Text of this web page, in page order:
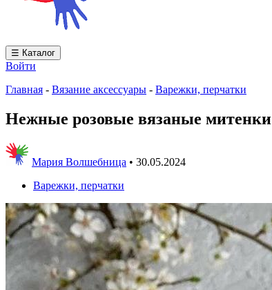
☰ Каталог
Войти
Главная - Вязание аксессуары - Варежки, перчатки
Нежные розовые вязаные митенки
Мария Волшебница • 30.05.2024
Варежки, перчатки